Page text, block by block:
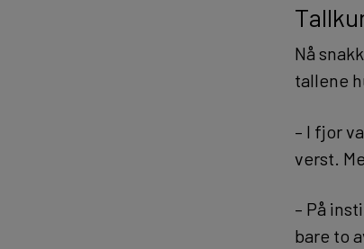
Nå
tallene
– I fjor
verst.
– På
bare to